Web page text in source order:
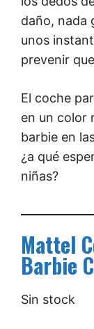
daño, nada
unos
prevenir
El coche
en un color
barbie en
¿a qué
niñas?
Mattel
Barbie
Sin stock